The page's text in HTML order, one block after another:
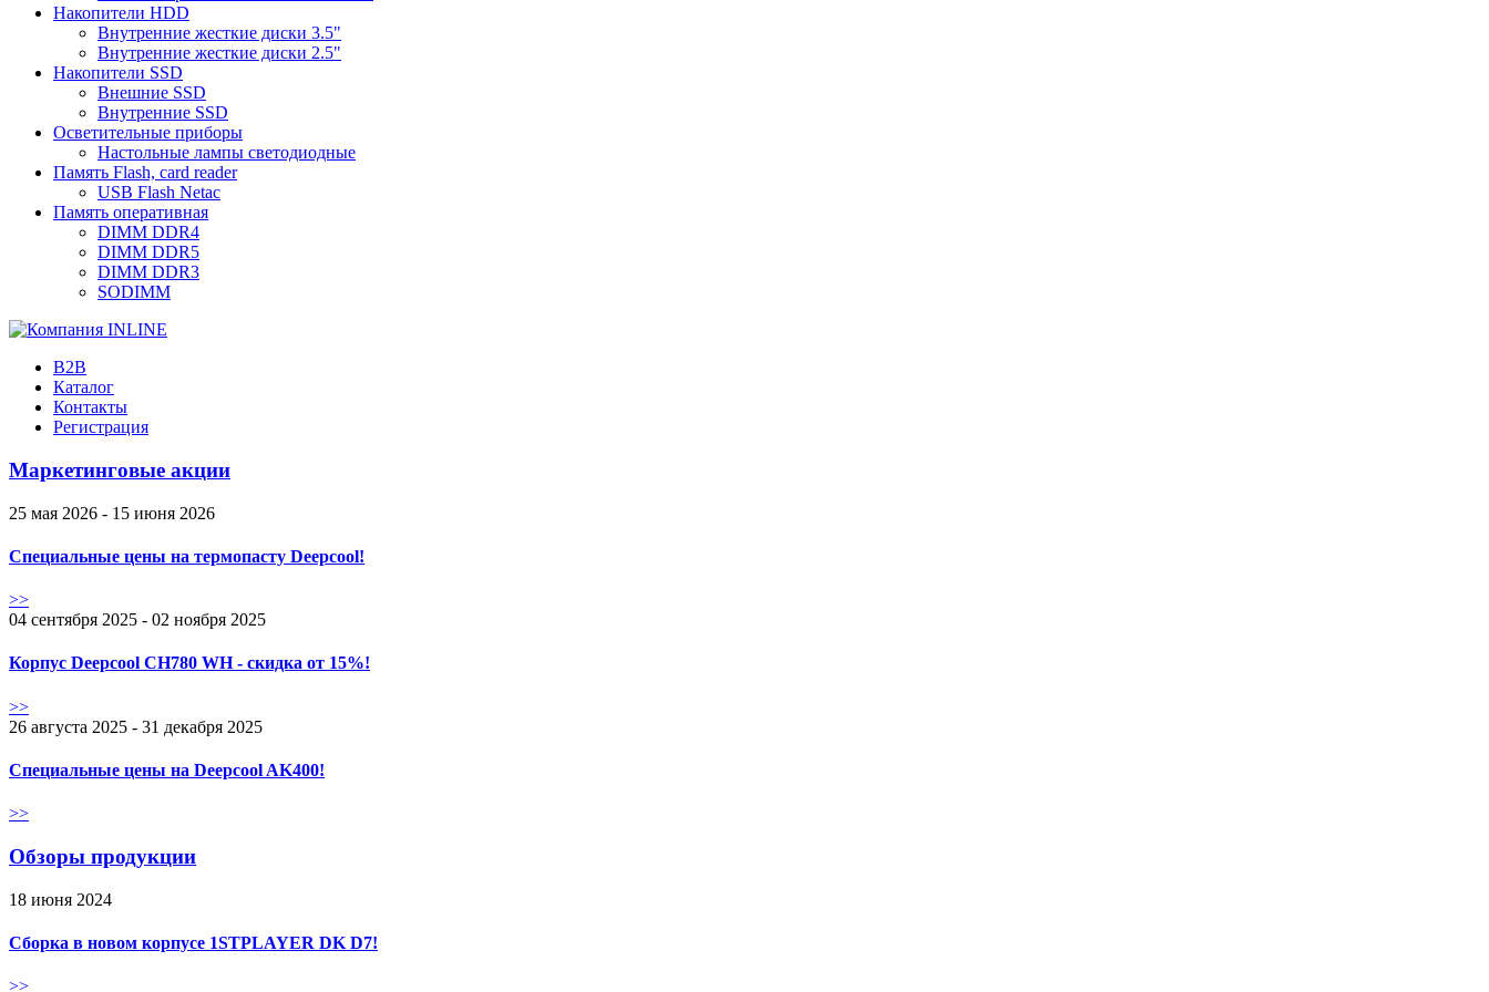
Накопители HDD
Внутренние жесткие диски 3.5"
Внутренние жесткие диски 2.5"
Накопители SSD
Внешние SSD
Внутренние SSD
Осветительные приборы
Настольные лампы светодиодные
Память Flash, card reader
USB Flash Netac
Память оперативная
DIMM DDR4
DIMM DDR5
DIMM DDR3
SODIMM
B2B
Каталог
Контакты
Регистрация
Маркетинговые акции
25 мая 2026 - 15 июня 2026
Специальные цены на термопасту Deepcool!
>>
04 сентября 2025 - 02 ноября 2025
Корпус Deepcool CH780 WH - скидка от 15%!
>>
26 августа 2025 - 31 декабря 2025
Специальные цены на Deepcool AK400!
>>
Обзоры продукции
18 июня 2024
Сборка в новом корпусе 1STPLAYER DK D7!
>>